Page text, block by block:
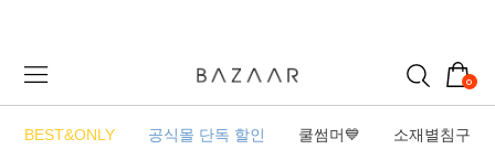
0
BEST&ONLY 공식몰 단독 할인 쿨썸머💙 소재별침구